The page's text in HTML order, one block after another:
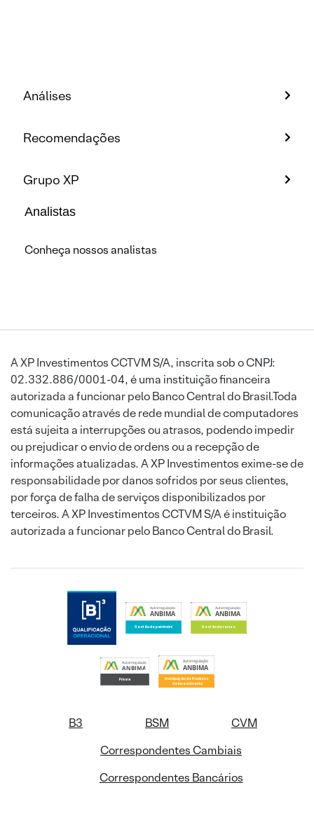
Análises
Recomendações
Grupo XP
Analistas
Conheça nossos analistas
A XP Investimentos CCTVM S/A, inscrita sob o CNPJ:
02.332.886/0001-04, é uma instituição financeira
autorizada a funcionar pelo Banco Central do Brasil.Toda
comunicação através de rede mundial de computadores
está sujeita a interrupções ou atrasos, podendo impedir
ou prejudicar o envio de ordens ou a recepção de
informações atualizadas. A XP Investimentos exime-se de
responsabilidade por danos sofridos por seus clientes,
por força de falha de serviços disponibilizados por
terceiros. A XP Investimentos CCTVM S/A é instituição
autorizada a funcionar pelo Banco Central do Brasil.
B3 BSM
CVM
Correspondentes Cambiais
Correspondentes Bancários